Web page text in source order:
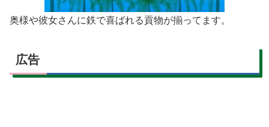
奥様や彼女さんに鉄で喜ばれる貢物が揃ってます。
広告